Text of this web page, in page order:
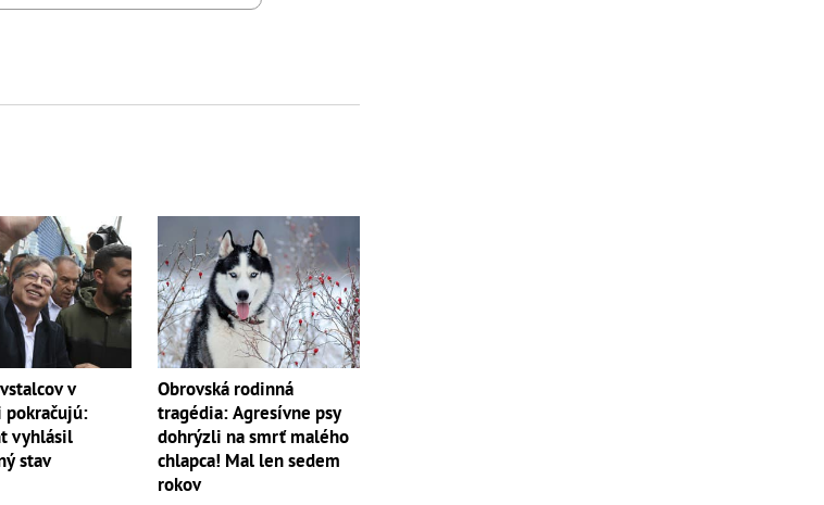
v
vyhlásil
stav
Obrovská rodinná
tragédia: Agresívne psy
dohrýzli na smrť malého
chlapca! Mal len sedem
rokov